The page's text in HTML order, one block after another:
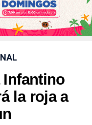
la roja a